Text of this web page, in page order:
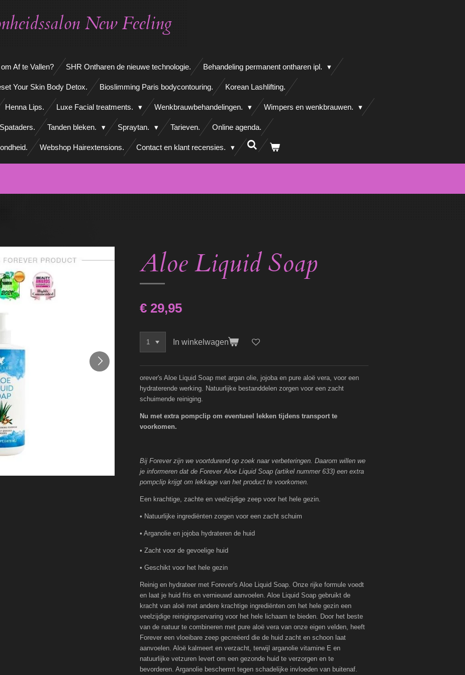
New Feeling
Af te Vallen? SHR Ontharen de nieuwe technologie. Behandeling permanent ontharen ipl.
Your Skin Body Detox. Bioslimming Paris bodycontouring. Korean Lashlifting.
Henna Lips. Luxe Facial treatments. Wenkbrauwbehandelingen. Wimpers en wenkbrauwen.
Spataders. Tanden bleken. Spraytan. Tarieven. Online agenda.
Webshop Hairextensions. Contact en klant recensies.
Aloe Liquid Soap
€ 29,95
In winkelwagen
orever's Aloe Liquid Soap met argan olie, jojoba en pure aloë vera, voor een
hydraterende werking. Natuurlijke bestanddelen zorgen voor een zacht
schuimende reiniging.
Nu met extra pompclip om eventueel lekken tijdens transport te
voorkomen.
Bij Forever zijn we voortdurend op zoek naar verbeteringen. Daarom willen we
je informeren dat de Forever Aloe Liquid Soap (artikel nummer 633) een extra
pompclip krijgt om lekkage van het product te voorkomen.
Een krachtige, zachte en veelzijdige zeep voor het hele gezin.
• Natuurlijke ingrediënten zorgen voor een zacht schuim
• Arganolie en jojoba hydrateren de huid
• Zacht voor de gevoelige huid
• Geschikt voor het hele gezin
Reinig en hydrateer met Forever's Aloe Liquid Soap. Onze rijke formule voedt
en laat je huid fris en vernieuwd aanvoelen. Aloe Liquid Soap gebruikt de
kracht van aloë met andere krachtige ingrediënten om het hele gezin een
veelzijdige reinigingservaring voor het hele lichaam te bieden. Door het beste
van de natuur te combineren met pure aloë vera van onze eigen velden, heeft
Forever een vloeibare zeep gecreëerd die de huid zacht en schoon laat
aanvoelen. Aloë kalmeert en verzacht, terwijl arganolie vitamine E en
natuurlijke vetzuren levert om een gezonde huid te verzorgen en te
bevorderen. Arganolie beschermt tegen schadelijke invloeden van buitenaf.